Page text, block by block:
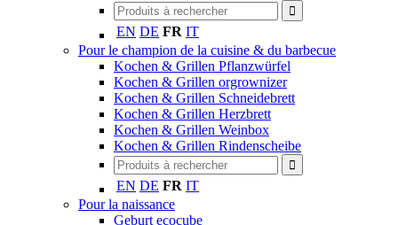
EN DE FR IT
Pour le champion de la cuisine & du barbecue
Kochen & Grillen Pflanzwürfel
Kochen & Grillen orgrownizer
Kochen & Grillen Schneidebrett
Kochen & Grillen Herzbrett
Kochen & Grillen Weinbox
Kochen & Grillen Rindenscheibe
EN DE FR IT
Pour la naissance
Geburt ecocube